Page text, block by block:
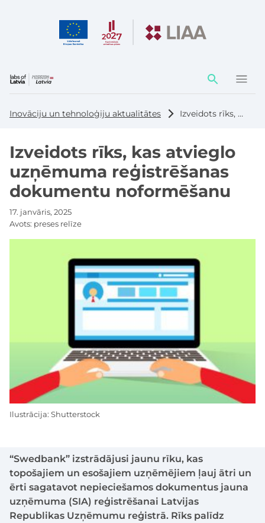
Darbības
elementi
Inovāciju un tehnoloģiju aktualitātes Izveidots rīks, kas atvieglo uzņēmuma reģistrēšanas dokumentu noformēšanu
Izveidots rīks, kas atvieglo
uzņēmuma reģistrēšanas
dokumentu noformēšanu
17. janvāris, 2025
Avots: preses relīze
“Swedbank” izstrādājusi jaunu rīku, kas
topošajiem un esošajiem uzņēmējiem ļauj ātri un
ērti sagatavot nepieciešamos dokumentus jauna
uzņēmuma (SIA) reģistrēšanai Latvijas
Republikas Uzņēmumu reģistrā. Rīks palīdz
Ilustrācija: Shutterstock